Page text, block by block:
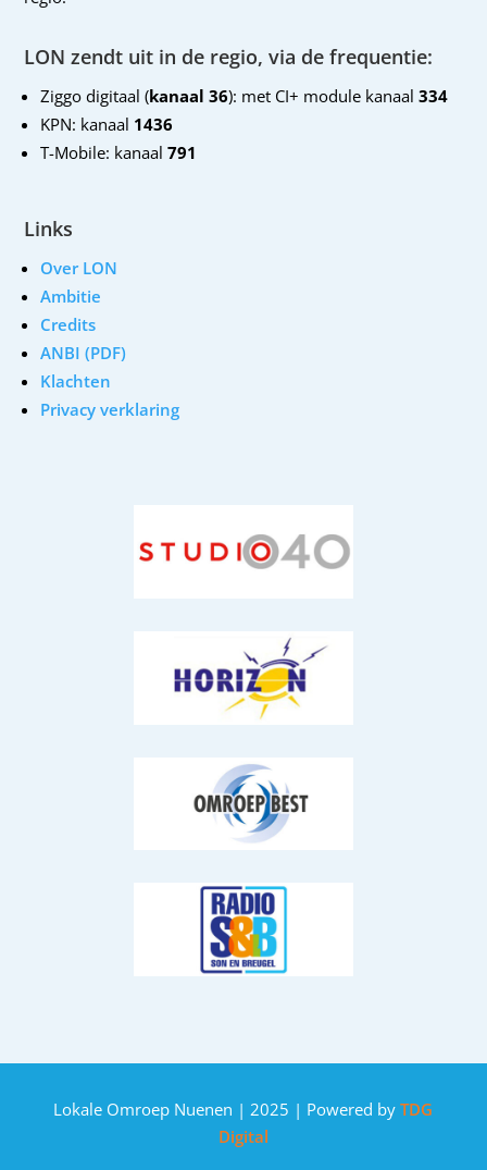
LON zendt uit in de regio, via de frequentie:
Ziggo digitaal (kanaal 36): met CI+ module kanaal 334
KPN: kanaal 1436
T-Mobile: kanaal791
Links
Over LON
Ambitie
Credits
ANBI (PDF)
Klachten
Privacy verklaring
Lokale Omroep Nuenen | 2025 | Powered by TDG
Digital